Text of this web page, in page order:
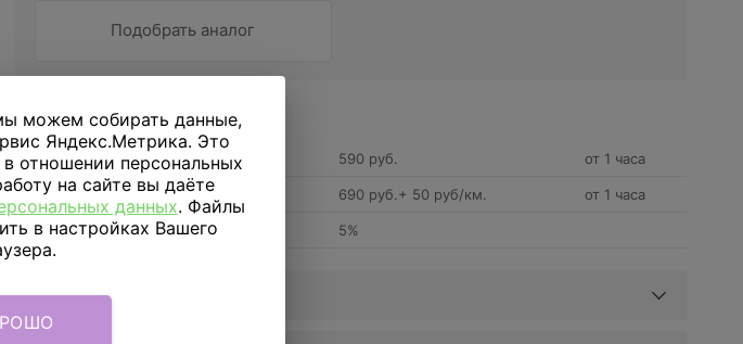
Подобрать аналог
ДОСТАВКАПО МОСКВЕ
Доставка в пределах МКАД 590 руб. от 1 часа
Доставка за МКАД 690 руб.+ 50 руб/км. от 1 часа
Скидка подписчикам 5%
Параметры
можем собирать данные,
Яндекс.Метрика. Это
в отношении персональных
на сайте вы даёте
данных. Файлы
в настройках Вашего